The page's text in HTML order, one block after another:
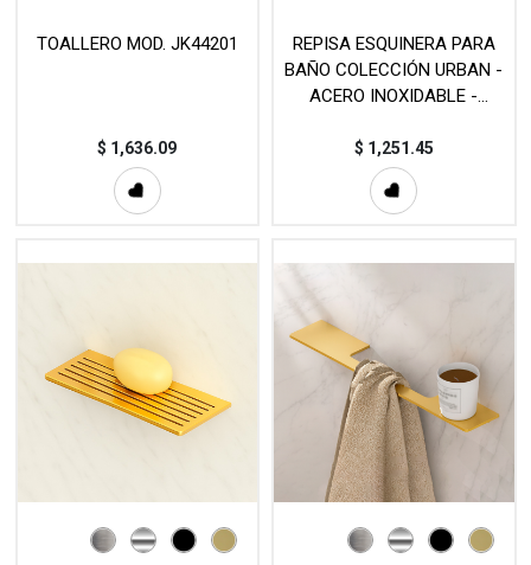
TOALLERO MOD. JK44201
$ 1,636.09
REPISA ESQUINERA PARA
BAÑO COLECCIÓN URBAN -
ACERO INOXIDABLE -
$ 1,251.45